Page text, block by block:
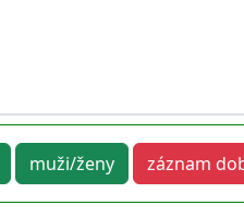
muži/ženy záznam